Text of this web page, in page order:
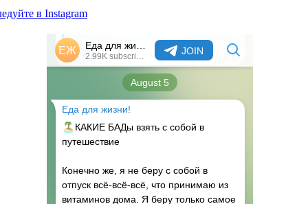
в Instagram